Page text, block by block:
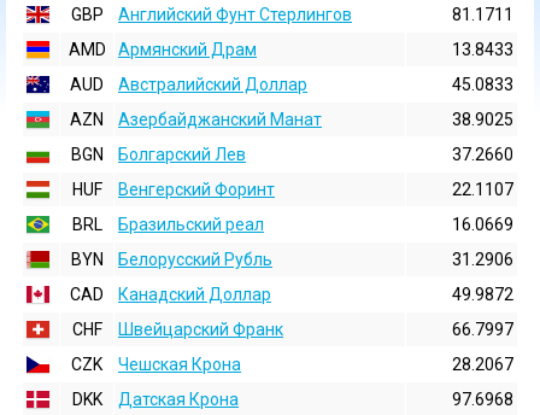
GBP
Английский Фунт Стерлингов
81.1711
AMD
Армянский Драм
13.8433
AUD
Австралийский Доллар
45.0833
AZN
Азербайджанский Манат
38.9025
BGN
Болгарский Лев
37.2660
HUF
Венгерский Форинт
22.1107
BRL
Бразильский реал
16.0669
BYN
Белорусский Рубль
31.2906
CAD
Канадский Доллар
49.9872
CHF
Швейцарский Франк
66.7997
CZK
Чешская Крона
28.2067
DKK
Датская Крона
97.6968